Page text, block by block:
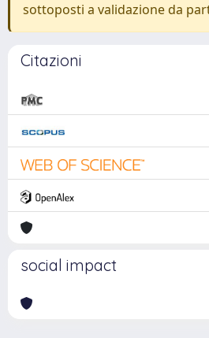
sottoposti a validazione da
Citazioni
social impact